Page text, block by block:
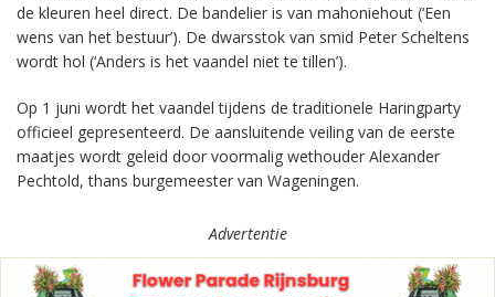
de kleuren heel direct. De bandelier is van mahoniehout (‘Een
wens van het bestuur’). De dwarsstok van smid Peter Scheltens
wordt hol (‘Anders is het vaandel niet te tillen’).
Op 1 juni wordt het vaandel tijdens de traditionele Haringparty
officieel gepresenteerd. De aanslui­tende vei­ling van de eerste
maatjes wordt geleid door voorma­lig wethouder Alexander
Pecht­old, thans burgemeester van Wageningen.
Advertentie